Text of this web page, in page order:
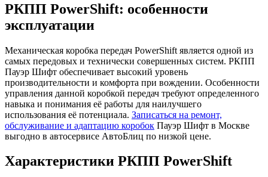
РКПП PowerShift: особенности
эксплуатации
Механическая коробка передач PowerShift является одной из
самых передовых и технически совершенных систем. РКПП
Пауэр Шифт обеспечивает высокий уровень
производительности и комфорта при вождении. Особенности
управления данной коробкой передач требуют определенного
навыка и понимания её работы для наилучшего
использования её потенциала. Записаться на ремонт,
обслуживание и адаптацию коробок Пауэр Шифт в Москве
выгодно в автосервисе АвтоБлиц по низкой цене.
Характеристики РКПП PowerShift